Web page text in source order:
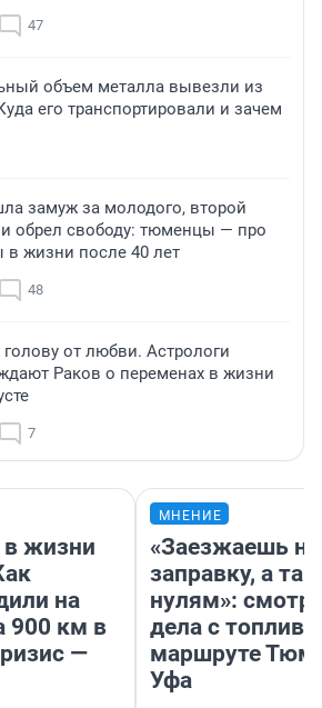
47
объем металла вывезли из
его транспортировали и зачем
замуж за молодого, второй
и обрел свободу: тюменцы — про
в жизни после 40 лет
48
от любви. Астрологи
Раков о переменах в жизни
7
в жизни
на
900 км в
—
МНЕНИЕ
«Заезжаешь на
заправку, а
нулям»:
дела с
маршруте
Уфа